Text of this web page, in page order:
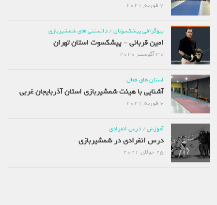
بیوگرافی پیشکسوتان/دانستنی های شمشیربازی
امین قربانی – پیشکسوت استان تهران
استان های فعال
آشنایی با هیئت شمشیربازی استان آذربایجان غربی
آموزش/درس انفرادی
درس انفرادی در شمشیربازی